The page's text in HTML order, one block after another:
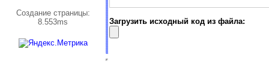
Cоздание страницы:
8.553ms
Загрузить исходный код из файла: